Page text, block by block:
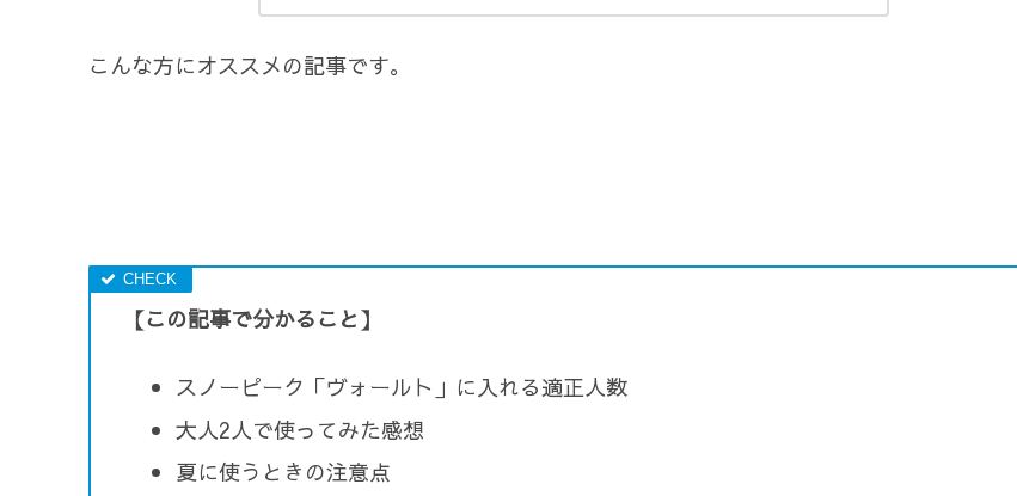
こんな方にオススメの記事です。
【この記事で分かること】
スノーピーク「ヴォールト」に入れる適正人数
大人2人で使ってみた感想
夏に使うときの注意点